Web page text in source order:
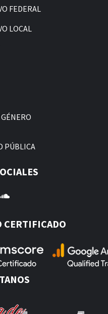
FEDERAL
LOCAL
PÚBLICA
SoundCloud
CERTIFICADO